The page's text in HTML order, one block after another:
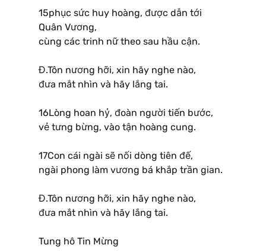
15phục sức huy hoàng, được dẫn tới
Quân Vương,
cùng các trinh nữ theo sau hầu cận.
Đ.Tôn nương hỡi, xin hãy nghe nào,
đưa mắt nhìn và hãy lắng tai.
16Lòng hoan hỷ, đoàn người tiến bước,
vẻ tưng bừng, vào tận hoàng cung.
17Con cái ngài sẽ nối dòng tiên đế,
ngài phong làm vương bá khắp trần gian.
Đ.Tôn nương hỡi, xin hãy nghe nào,
đưa mắt nhìn và hãy lắng tai.
Tung hô Tin Mừng